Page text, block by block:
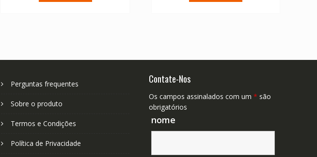
Perguntas frequentes
Sobre o produto
Termos e Condições
Política de Privacidade
Contate-Nos
Os campos assinalados com um * são
obrigatórios
nome